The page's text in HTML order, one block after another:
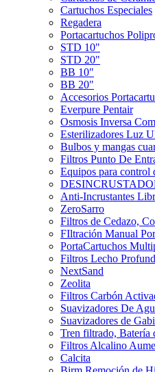
Cartuchos Especiales
Regadera
Portacartuchos
STD 10"
STD 20"
BB 10"
BB 20"
Accesorios
Everpure Pentair
Osmosis Inversa
Esterilizadores Luz
Bulbos y mangas
Filtros Punto De
Equipos para control
Anti-Incrustantes
ZeroSarro
Filtros de Cedazo,
FIltración Manual
PortaCartuchos
Filtros Lecho
NextSand
Zeolita
Filtros Carbón
Suavizadores De
Suavizadores de
Tren filtrado, Batería
Filtros Alcalino
Calcita